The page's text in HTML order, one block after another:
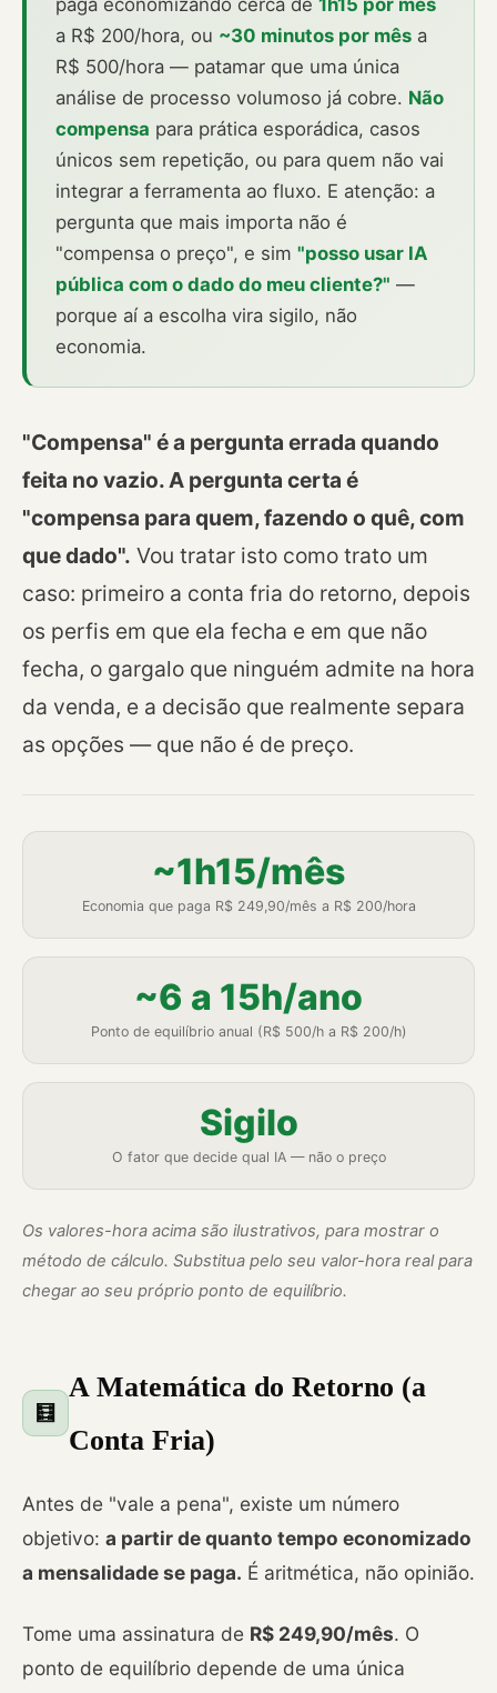
paga economizando cerca de 1h15 por mês
a R$ 200/hora, ou ~30 minutos por mês a
R$ 500/hora — patamar que uma única
análise de processo volumoso já cobre. Não
compensa para prática esporádica, casos
únicos sem repetição, ou para quem não vai
integrar a ferramenta ao fluxo. E atenção: a
pergunta que mais importa não é
"compensa o preço", e sim "posso usar IA
pública com o dado do meu cliente?" —
porque aí a escolha vira sigilo, não
economia.
"Compensa" é a pergunta errada quando
feita no vazio. A pergunta certa é
"compensa para quem, fazendo o quê, com
que dado". Vou tratar isto como trato um
caso: primeiro a conta fria do retorno, depois
os perfis em que ela fecha e em que não
fecha, o gargalo que ninguém admite na hora
da venda, e a decisão que realmente separa
as opções — que não é de preço.
~1h15/mês
Economia que paga R$ 249,90/mês a R$ 200/hora
~6 a 15h/ano
Ponto de equilíbrio anual (R$ 500/h a R$ 200/h)
Sigilo
O fator que decide qual IA — não o preço
Os valores-hora acima são ilustrativos, para mostrar o
método de cálculo. Substitua pelo seu valor-hora real para
chegar ao seu próprio ponto de equilíbrio.
🧮
A Matemática do Retorno (a
Conta Fria)
Antes de "vale a pena", existe um número
objetivo: a partir de quanto tempo economizado
a mensalidade se paga. É aritmética, não opinião.
Tome uma assinatura de R$ 249,90/mês. O
ponto de equilíbrio depende de uma única